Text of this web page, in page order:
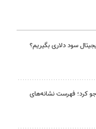
سود دلاری بگیریم؟
کرد؛ فهرست نشانه‌های